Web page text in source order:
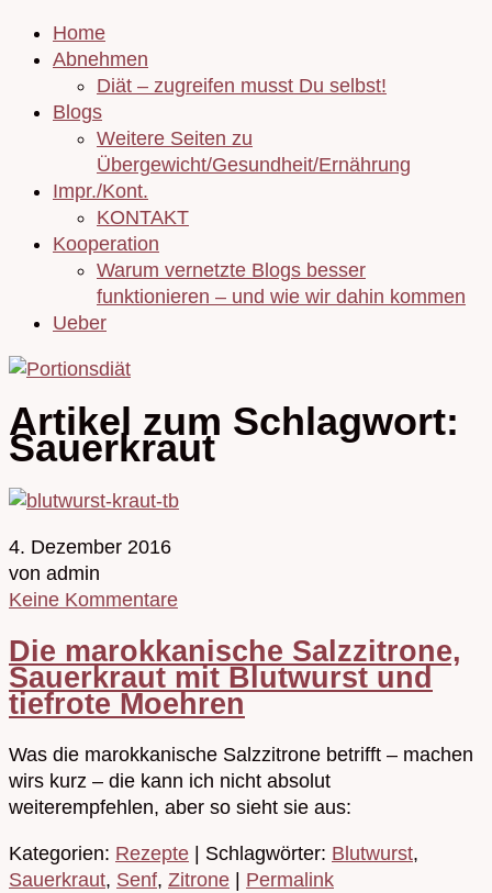
Home
Abnehmen
Diät – zugreifen musst Du selbst!
Blogs
Weitere Seiten zu
Übergewicht/Gesundheit/Ernährung
Impr./Kont.
KONTAKT
Kooperation
Warum vernetzte Blogs besser
funktionieren – und wie wir dahin kommen
Ueber
Artikel zum Schlagwort:
Sauerkraut
4. Dezember 2016
von admin
Keine Kommentare
Die marokkanische Salzzitrone,
Sauerkraut mit Blutwurst und
tiefrote Moehren
Was die marokkanische Salzzitrone betrifft – machen
wirs kurz – die kann ich nicht absolut
weiterempfehlen, aber so sieht sie aus:
Kategorien: Rezepte | Schlagwörter: Blutwurst,
Sauerkraut, Senf, Zitrone Permalink